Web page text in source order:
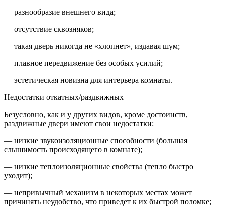
— разнообразие внешнего вида;
— отсутствие сквозняков;
— такая дверь никогда не «хлопнет», издавая шум;
— плавное передвижение без особых усилий;
— эстетическая новизна для интерьера комнаты.
Недостатки откатных/раздвижных
Безусловно, как и у других видов, кроме достоинств,
раздвижные двери имеют свои недостатки:
— низкие звукоизоляционные способности (большая
слышимость происходящего в комнате);
— низкие теплоизоляционные свойства (тепло быстро
уходит);
— непривычный механизм в некоторых местах может
причинять неудобство, что приведет к их быстрой поломке;